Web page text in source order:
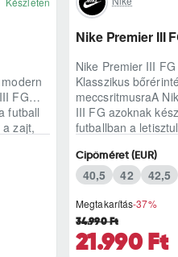
FG
futball
zajt,
Nike Premier III
Nike Premier III
Klasszikus
meccsritmusraA
III FG azoknak
futballban a
Megtakarítás-37%
21.990 Ft
34.990 Ft
Cipőméret (EUR)
40,5 42 42,5